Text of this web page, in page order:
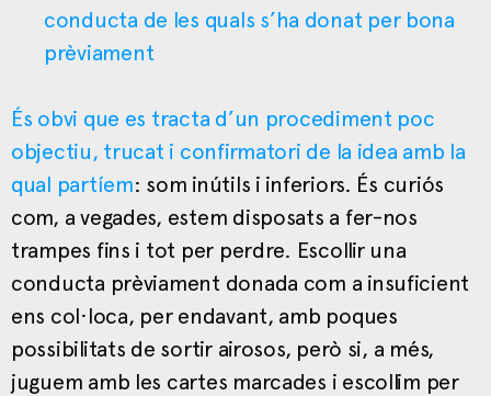
conducta de les quals s’ha donat per bona
prèviament
És obvi que es tracta d’un procediment poc
objectiu, trucat i confirmatori de la idea amb la
qual partíem: som inútils i inferiors. És curiós
com, a vegades, estem disposats a fer-nos
trampes fins i tot per perdre. Escollir una
conducta prèviament donada com a insuficient
ens col·loca, per endavant, amb poques
possibilitats de sortir airosos, però si, a més,
juguem amb les cartes marcades i escollim per